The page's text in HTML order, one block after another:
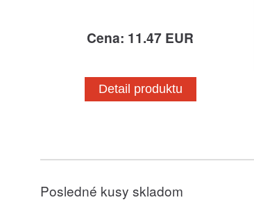
Cena: 11.47 EUR
Detail produktu
Posledné kusy skladom